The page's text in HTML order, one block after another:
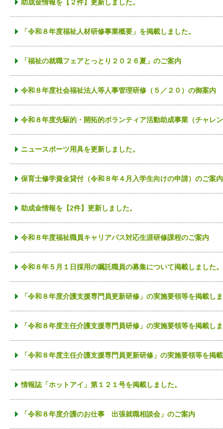
助成金情報を【２件】更新しました。
「令和８年度福祉人材研修事業概要」を掲載しました。
「福祉の就職フェアとっとり２０２６夏」のご案内
令和８年度社会福祉法人等人事管理研修（５／２０）の御案内
令和８年度先駆的・開拓的ボランティア活動助成事業（チャレ
ニュースポーツ用具を更新しました。
保育士修学資金貸付（令和８年４月入学生向けの申請）のご案内
助成金情報を【2件】更新しました。
令和８年度福祉職員キャリアパス対応生涯研修課程のご案内
令和８年５月１日採用の嘱託職員の募集について掲載しました。
「令和８年度介護支援専門員更新研修」の実施要領等を掲載し
「令和８年度主任介護支援専門員研修」の実施要領等を掲載し
「令和８年度主任介護支援専門員更新研修」の実施要領等を掲
情報誌「ホットアイ」第１２１号を掲載しました。
「令和８年度介護のお仕事 出張就職相談会」のご案内